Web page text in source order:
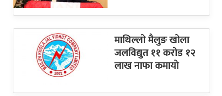
माथिल्लो मैलुङ खोला
जलविद्युत ११ करोड १२
लाख नाफा कमायाे